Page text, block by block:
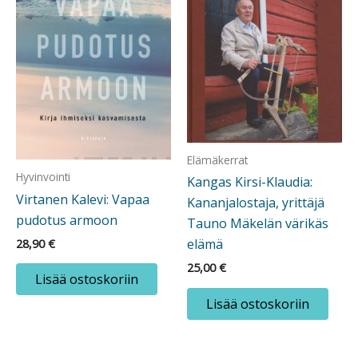
Hyvinvointi
Virtanen Kalevi: Vapaa
pudotus armoon
28,90€
Lisää ostoskoriin
Elämäkerrat
Kangas Kirsi-Klaudia:
Kananjalostaja, yrittäjä
Tauno Mäkelän värikäs
elämä
25,00€
Lisää ostoskoriin